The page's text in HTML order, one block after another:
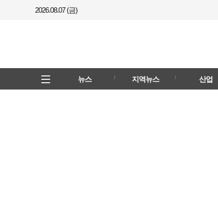
2026.08.07 (금)
전체메뉴
열기/
닫기
뉴스 지역뉴스 산업